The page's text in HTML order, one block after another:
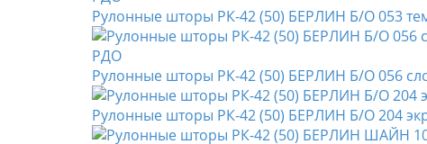
Рулонные шторы РК-42 (50) БЕРЛИН Б/О 053
Рулонные шторы РК-42 (50) БЕРЛИН Б/О 056
Рулонные шторы РК-42 (50) БЕРЛИН Б/О 204